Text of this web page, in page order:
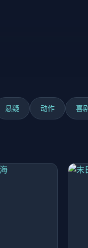
悬疑 动作 喜剧